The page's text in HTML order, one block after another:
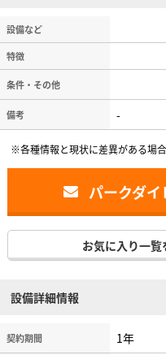
設備など
特徴
条件・その他
備考 -
※各種情報と現状に差異がある場合
パークダ
お気に入り一覧
設備詳細情報
契約期間 1年